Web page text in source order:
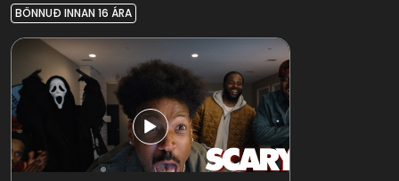
BÖNNUÐ INNAN 16 ÁRA